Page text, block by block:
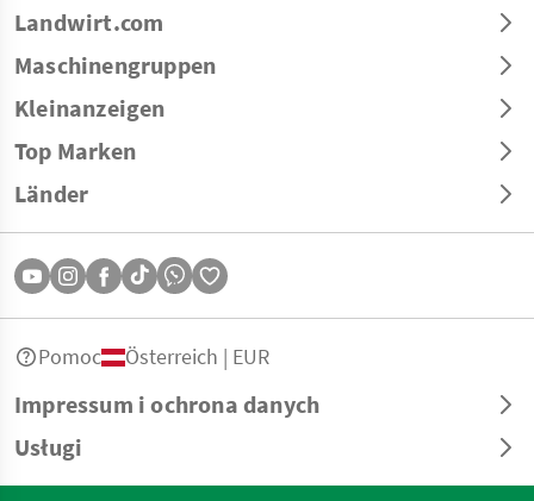
Landwirt.com
Maschinengruppen
Kleinanzeigen
Top Marken
Länder
Impressum i ochrona danych
Usługi
Pomoc Österreich | EUR